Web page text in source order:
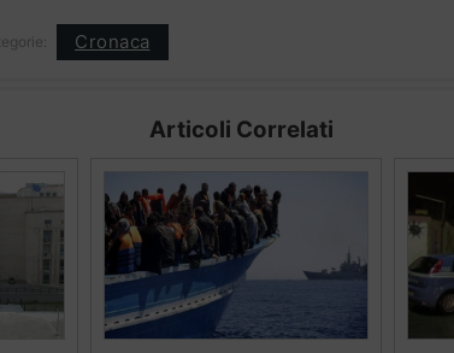
Cronaca
Articoli Correlati